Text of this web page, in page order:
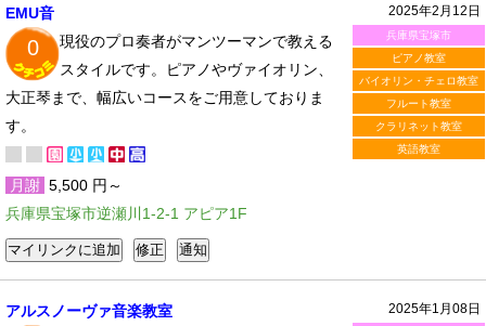
2025年2月12日
兵庫県宝塚市
ピアノ教室
バイオリン・チェロ教室
フルート教室
クラリネット教室
英語教室
EMU音
0
現役のプロ奏者がマンツーマンで教える
スタイルです。ピアノやヴァイオリン、
大正琴まで、幅広いコースをご用意しておりま
す。
月謝 5,500 円～
兵庫県宝塚市逆瀬川1-2-1 アピア1F
2025年1月08日
アルスノーヴァ音楽教室